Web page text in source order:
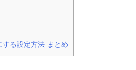
る設定方法 まとめ